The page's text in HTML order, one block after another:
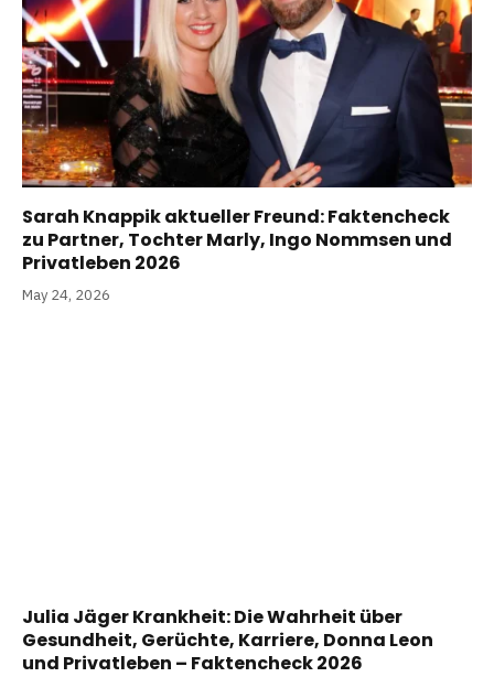
Sarah Knappik aktueller Freund: Faktencheck
zu Partner, Tochter Marly, Ingo Nommsen und
Privatleben 2026
May 24, 2026
Julia Jäger Krankheit: Die Wahrheit über
Gesundheit, Gerüchte, Karriere, Donna Leon
und Privatleben – Faktencheck 2026